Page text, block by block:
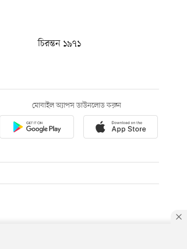
চিরন্তন ১৯৭১
মোবাইল অ্যাপস ডাউনলোড করুন